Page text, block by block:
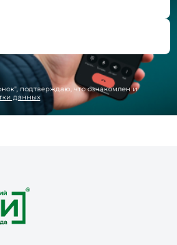
", подтверждаю, что ознакомлен и
данных